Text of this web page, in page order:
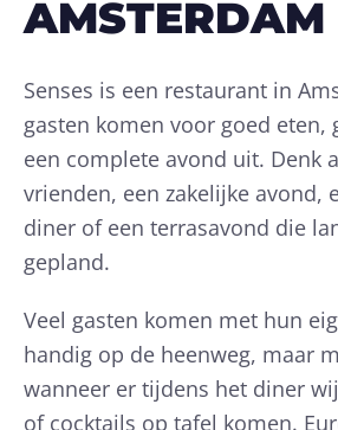
AMSTERDAM
Senses is een restaurant in
gasten komen voor goed eten,
een complete avond uit. Denk
vrienden, een zakelijke avond,
diner of een terrasavond die
gepland.
Veel gasten komen met hun
handig op de heenweg, maar
wanneer er tijdens het diner
of cocktails op tafel komen.